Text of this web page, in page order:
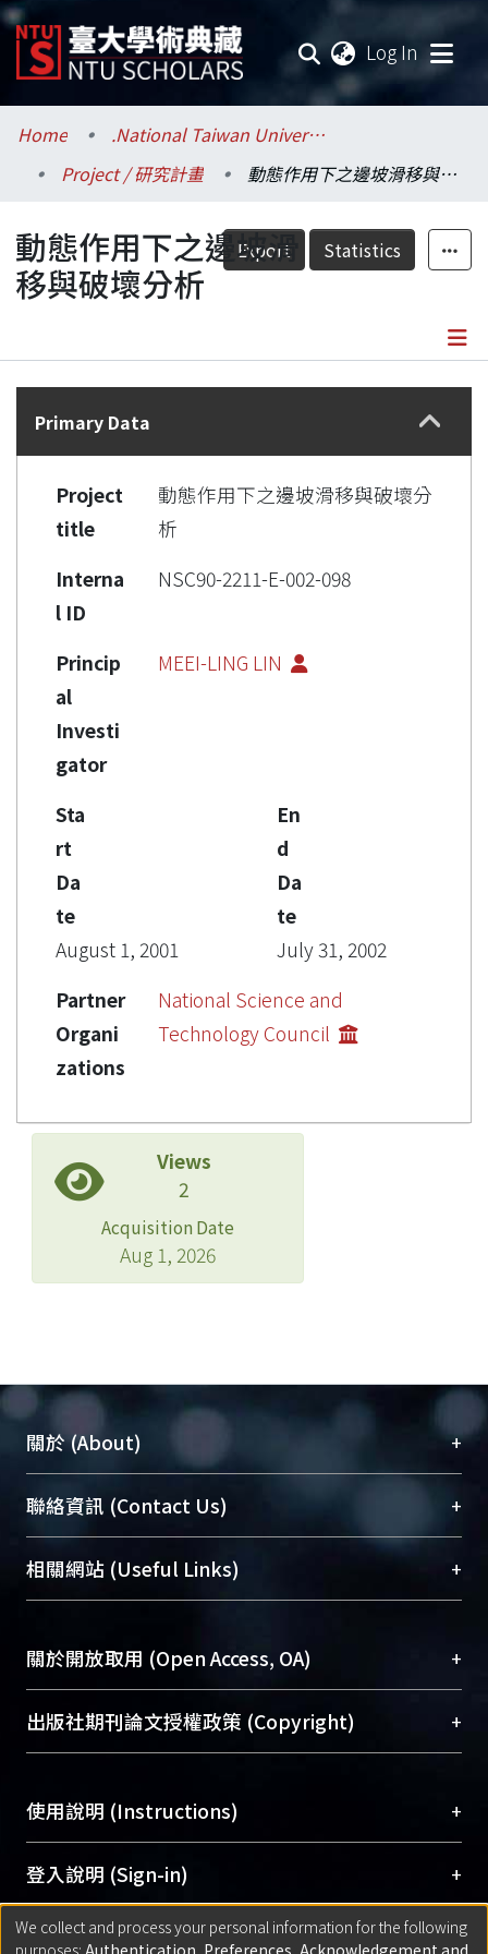
Log In
Communities & Collections
Research Outputs
Fundings & Projects
Researchers
Statistics
Home
.National Taiwan University / 國立臺灣大學
Project / 研究計畫
動態作用下之邊坡滑移與破壞分析
Export Statistics
動態作用下之邊坡滑
移與破壞分析
Details
Primary Data
Project
title
動態作用下之邊坡滑移與破壞分
析
Interna
l ID
NSC90-2211-E-002-098
Princip
al
Investi
gator
MEEI-LING LIN
Sta
rt
Da
te
August 1, 2001
En
d
Da
te
July 31, 2002
Partner
Organi
zations
National Science and
Technology Council
Views
2
Acquisition Date
Aug 1, 2026
關於 (About) +
臺大位居世界頂尖大學之列，為永久珍藏及向國際
展現本校豐碩的研究成果及學術能量，圖書館整合
機構典藏（NTUR）與學術庫（AH）不同功能平
台，成為臺大學術典藏NTU scholars。期能整合研
成果。
To permanently archive and promote researcher
profiles and scholarly works, Library integrates the
services of “NTU Repository” with “Academic
聯絡資訊 (Contact Us) +
總館學科館員(Main Library)
醫學圖書館學科館員(Medical Library)
Sciences Library)
相關網站 (Useful Links) +
關於開放取用 (Open Access, OA) +
開放取用是從使用者角度提升資訊取用性的社會運
動，應用在學術研究上是透過將研究著作公開供使
用逐年攀升。同時可加速研究發展、提升研究影響
Archive）平台。 （點選深入了解OA）
出版社期刊論文授權政策 (Copyright) +
含部分內容的版權非匯入者所有，或由第三方贊
助與合作完成，請確認該版權所有者及第三方同
意提供此授權。
Please represent that the submission is your
original work, and that you have the right to
使用說明 (Instructions) +
網站簡介(Quickstart Guide)
使用手冊(Instruction Manual)
線上預約服務(Booking Service)
登入說明 (Sign-in) +
方案一：臺灣大學計算機中心帳號登入
匯入著作 (Submission) +
We collect and process your personal information for the following
purposes: Authentication, Preferences, Acknowledgement and